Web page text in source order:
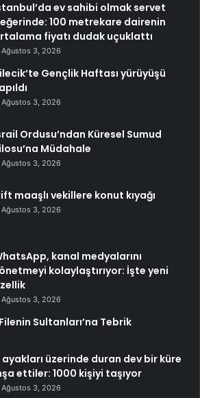
ev sahibi olmak servet
100 metrekare dairenin
fiyatı dudak uçuklattı
Ağustos 3, 2026
Gençlik Haftası yürüyüşü
Ağustos 3, 2026
Ordusu’ndan Küresel Sumud
Müdahale
Ağustos 3, 2026
maaşlı vekillere konut kıyağı
Ağustos 3, 2026
kanal medyalarını
kolaylaştırıyor: İşte yeni
Ağustos 3, 2026
Sultanları’na Tebrik
ayakları üzerinde duran dev bir küre
ettiler: 1000 kişiyi taşıyor
Ağustos 3, 2026